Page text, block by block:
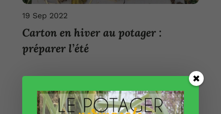
Carton en hiver au potager :
préparer l’été
19 Sep 2022